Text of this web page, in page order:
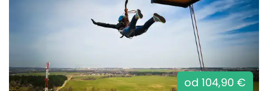
od 104,90 €